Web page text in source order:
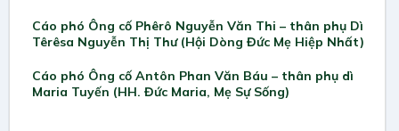
Cáo phó Ông cố Phêrô Nguyễn Văn Thi – thân phụ Dì
Têrêsa Nguyễn Thị Thư (Hội Dòng Đức Mẹ Hiệp Nhất)
Cáo phó Ông cố Antôn Phan Văn Báu – thân phụ dì
Maria Tuyến (HH. Đức Maria, Mẹ Sự Sống)